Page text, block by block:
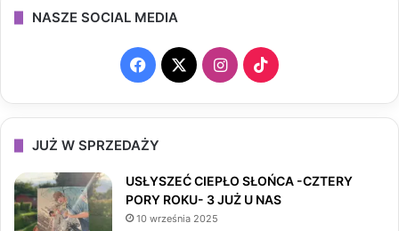
NASZE SOCIAL MEDIA
F
a
c
e
b
X
I
n
a
T
i
T
o
JUŻ W SPRZEDAŻY
USŁYSZEĆ CIEPŁO SŁOŃCA -CZTERY
PORY ROKU- 3 JUŻ U NAS
10 września 2025